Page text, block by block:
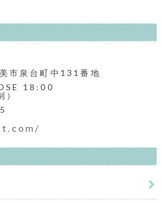
市泉台町中131番地
18:00
）